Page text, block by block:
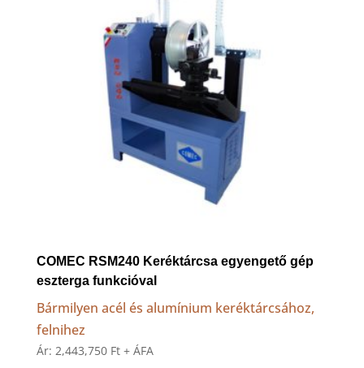
COMEC RSM240 Keréktárcsa egyengető gép
eszterga funkcióval
Bármilyen acél és alumínium keréktárcsához,
felnihez
Ár: 2,443,750 Ft + ÁFA